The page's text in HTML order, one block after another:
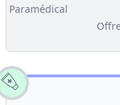
Paramédical